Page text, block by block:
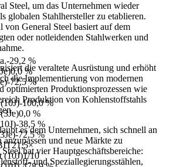
-29,2 %
0,0 %
-72,5 %
-100,0 %
0,0 %
-38,5 %
-72,5 %
21,5×
(10J)1/10
Steel, um das Unternehmen wieder
globalen Stahlhersteller zu etablieren.
von General Steel basiert auf dem
oder notleidenden Stahlwerken und
die veraltete Ausrüstung und erhöht
die Implementierung von modernen
optimierten Produktionsprozessen wie
Produktion von Kohlenstoffstahls
es dem Unternehmen, sich schnell an
und neue Märkte zu
hat vier Hauptgeschäftsbereiche:
und Speziallegierungsstählen,